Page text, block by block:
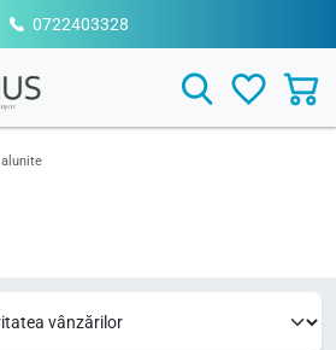
0722403328
Search
alunite